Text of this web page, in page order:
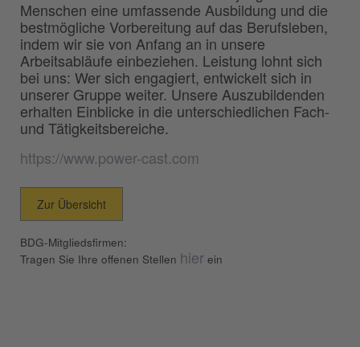
Menschen eine umfassende Ausbildung und die
bestmögliche Vorbereitung auf das Berufsleben,
indem wir sie von Anfang an in unsere
Arbeitsabläufe einbeziehen. Leistung lohnt sich
bei uns: Wer sich engagiert, entwickelt sich in
unserer Gruppe weiter. Unsere Auszubildenden
erhalten Einblicke in die unterschiedlichen Fach-
und Tätigkeitsbereiche.
https://www.power-cast.com
Zur Übersicht
BDG-Mitgliedsfirmen:
Tragen Sie Ihre offenen Stellen hier ein